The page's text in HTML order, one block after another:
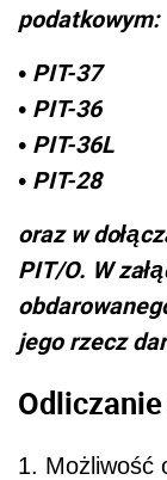
podatkowym:
• PIT-37
• PIT-36
• PIT-36L
• PIT-28
oraz w
PIT/O. W
jego rzecz
1. Możliwość